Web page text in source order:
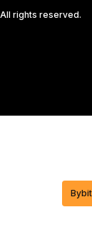
rights reserved.